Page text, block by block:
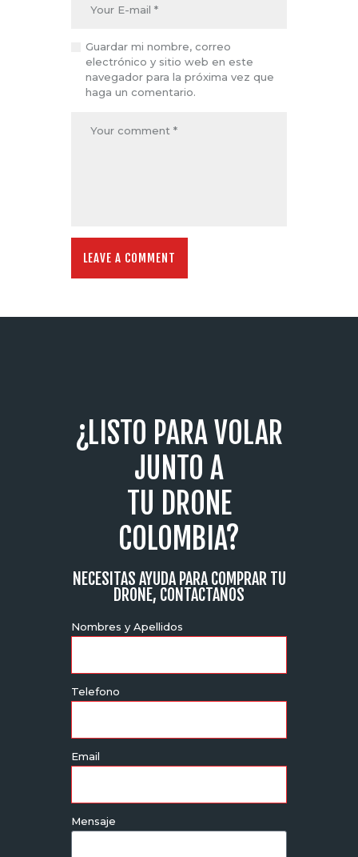
Guardar mi nombre, correo
electrónico y sitio web en este
navegador para la próxima vez que
haga un comentario.
¿LISTO PARA VOLAR
JUNTO A
TU DRONE
COLOMBIA?
NECESITAS AYUDA PARA COMPRAR TU
DRONE, CONTACTANOS
Nombres y Apellidos
Telefono
Email
Mensaje